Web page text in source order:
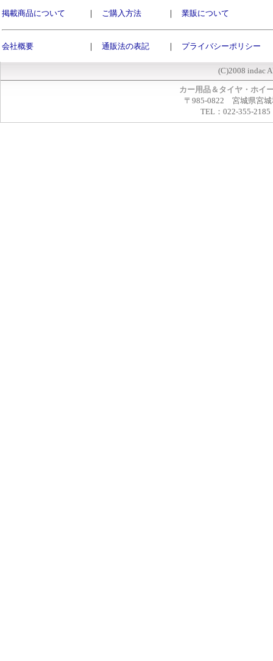
掲載商品について ｜ ご購入方法 ｜ 業販について
会社概要 ｜ 通販法の表記 ｜ プライバシーポリシー
(C)2008 indac
カー用品＆タイヤ・ホイ
〒985-0822 宮城県宮城
TEL：022-355-